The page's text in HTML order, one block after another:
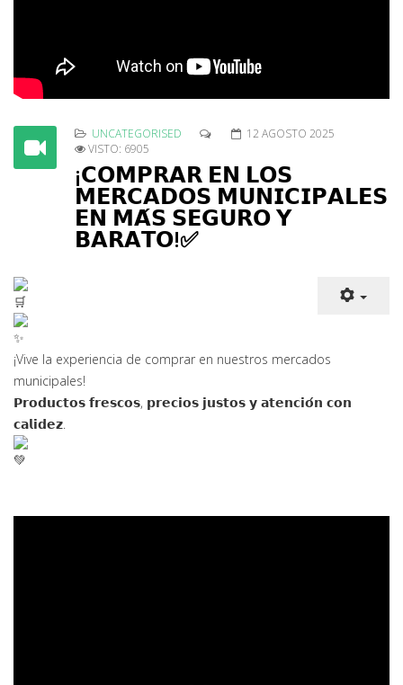
UNCATEGORISED
12 AGOSTO 2025
VISTO: 6905
¡𝗖𝗢𝗠𝗣𝗥𝗔𝗥 𝗘𝗡 𝗟𝗢𝗦
𝗠𝗘𝗥𝗖𝗔𝗗𝗢𝗦 𝗠𝗨𝗡𝗜𝗖𝗜𝗣𝗔𝗟𝗘𝗦
𝗘𝗡 𝗠𝗔́𝗦 𝗦𝗘𝗚𝗨𝗥𝗢 𝗬
𝗕𝗔𝗥𝗔𝗧𝗢!✅
¡Vive la experiencia de comprar en nuestros mercados
municipales!
𝗣𝗿𝗼𝗱𝘂𝗰𝘁𝗼𝘀 𝗳𝗿𝗲𝘀𝗰𝗼𝘀, 𝗽𝗿𝗲𝗰𝗶𝗼𝘀 𝗷𝘂𝘀𝘁𝗼𝘀 𝘆 𝗮𝘁𝗲𝗻𝗰𝗶𝗼́𝗻 𝗰𝗼𝗻
𝗰𝗮𝗹𝗶𝗱𝗲𝘇.